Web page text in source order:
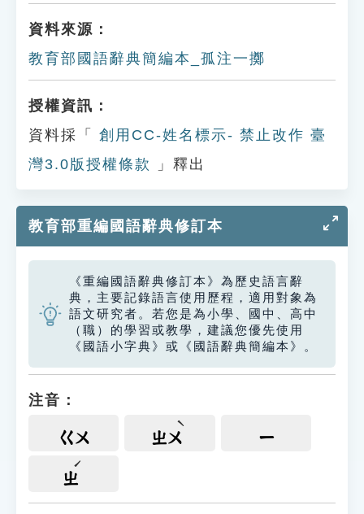
資料來源：
教育部國語辭典簡編本_孤注一擲
授權資訊：
資料採「
創用CC-姓名標示- 禁止改作 臺
灣3.0版授權條款
」釋出
教育部重編國語辭典修訂本
《重編國語辭典修訂本》為歷史語言辭
典，主要記錄語言使用歷程，適用對象為
語文研究者。若您是為小學、國中、高中
（職）的學習或教學，建議您優先使用
《國語小字典》或《國語辭典簡編本》。
注音：
ㄍㄨ ㄓㄨ ㄧ
ㄓ